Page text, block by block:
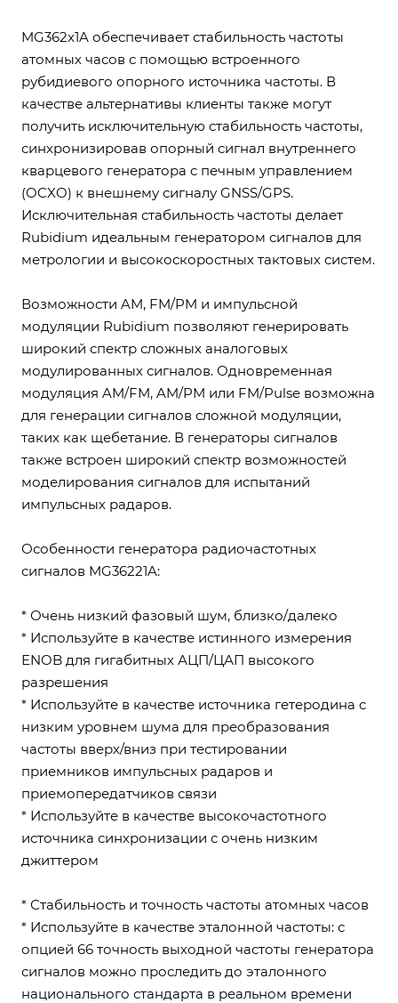
MG362x1A обеспечивает стабильность частоты
атомных часов с помощью встроенного
рубидиевого опорного источника частоты. В
качестве альтернативы клиенты также могут
получить исключительную стабильность частоты,
синхронизировав опорный сигнал внутреннего
кварцевого генератора с печным управлением
(OCXO) к внешнему сигналу GNSS/GPS.
Исключительная стабильность частоты делает
Rubidium идеальным генератором сигналов для
метрологии и высокоскоростных тактовых систем.
Возможности AM, FM/PM и импульсной
модуляции Rubidium позволяют генерировать
широкий спектр сложных аналоговых
модулированных сигналов. Одновременная
модуляция AM/FM, AM/PM или FM/Pulse возможна
для генерации сигналов сложной модуляции,
таких как щебетание. В генераторы сигналов
также встроен широкий спектр возможностей
моделирования сигналов для испытаний
импульсных радаров.
Особенности генератора радиочастотных
сигналов MG36221A:
* Очень низкий фазовый шум, близко/далеко
* Используйте в качестве истинного измерения
ENOB для гигабитных АЦП/ЦАП высокого
разрешения
* Используйте в качестве источника гетеродина с
низким уровнем шума для преобразования
частоты вверх/вниз при тестировании
приемников импульсных радаров и
приемопередатчиков связи
* Используйте в качестве высокочастотного
источника синхронизации с очень низким
джиттером
* Стабильность и точность частоты атомных часов
* Используйте в качестве эталонной частоты: с
опцией 66 точность выходной частоты генератора
сигналов можно проследить до эталонного
национального стандарта в реальном времени